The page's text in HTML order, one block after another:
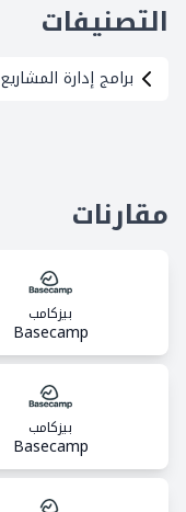
التصنيفات
برامج إدارة المشاريع
مقارنات
بيزكامب
Basecamp
بيزكامب
Basecamp